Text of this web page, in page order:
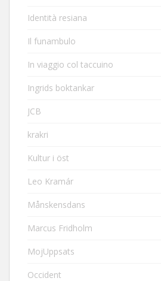
Identità resiana
Il funambulo
In viaggio col taccuino
Ingrids boktankar
JCB
krakri
Kultur i öst
Leo Kramár
Månskensdans
Marcus Fridholm
MojUppsats
Occident